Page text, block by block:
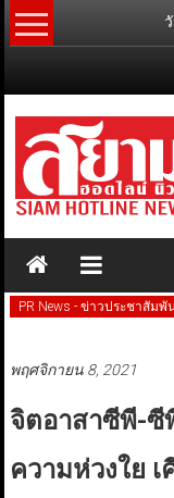
Skip
to
PR News - ข่าวประชาสัมพั
พฤศจิกายน 8, 2021
จิตอาสาซีพี-ซี
ความห่วงใย